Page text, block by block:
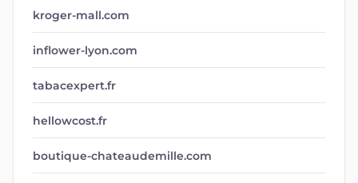
kroger-mall.com
inflower-lyon.com
tabacexpert.fr
hellowcost.fr
boutique-chateaudemille.com